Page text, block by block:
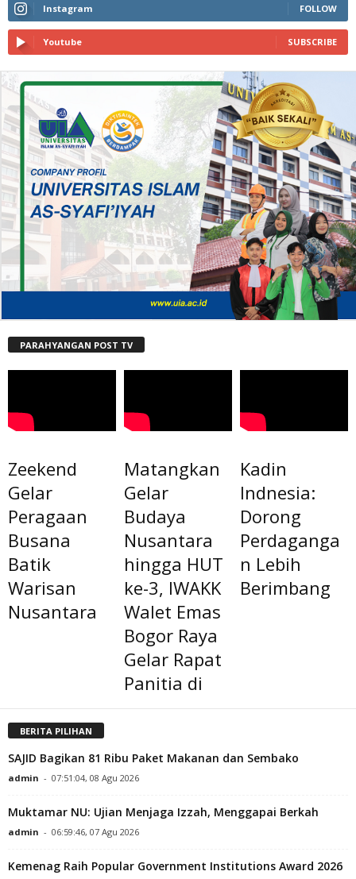
Instagram FOLLOW
Youtube SUBSCRIBE
PARAHYANGAN POST TV
Zeekend
Gelar
Peragaan
Busana
Batik
Warisan
Nusantara
Matangkan
Gelar
Budaya
Nusantara
hingga HUT
ke-3, IWAKK
Walet Emas
Bogor Raya
Gelar Rapat
Panitia di
Kadin
Indnesia:
Dorong
Perdaganga
n Lebih
Berimbang
BERITA PILIHAN
SAJID Bagikan 81 Ribu Paket Makanan dan Sembako
admin - 07:51:04, 08 Agu 2026
Muktamar NU: Ujian Menjaga Izzah, Menggapai Berkah
admin - 06:59:46, 07 Agu 2026
Kemenag Raih Popular Government Institutions Award 2026